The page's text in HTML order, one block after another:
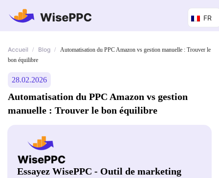
FR
Accueil / Blog /
Automatisation du PPC Amazon vs gestion manuelle : Trouver le
bon équilibre
28.02.2026
Automatisation du PPC Amazon vs gestion
manuelle : Trouver le bon équilibre
Essayez WisePPC - Outil de marketing